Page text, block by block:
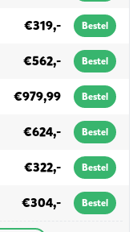
€319,- Bestel
€562,- Bestel
€979,99 Bestel
€624,- Bestel
€322,- Bestel
€304,- Bestel